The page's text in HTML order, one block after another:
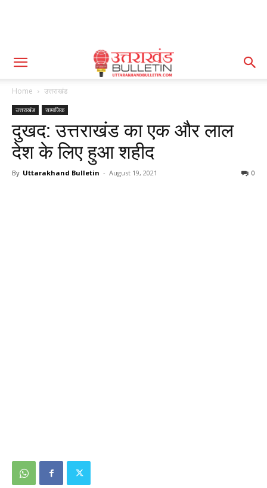
Home उत्तराखंड
उत्तराखंड सामाजिक
दुखद: उत्तराखंड का एक और लाल
देश के लिए हुआ शहीद
By Uttarakhand Bulletin - August 19, 2021 0